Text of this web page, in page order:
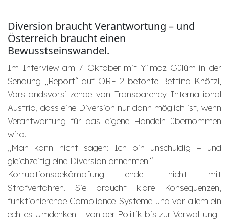
Diversion braucht Verantwortung – und
Österreich braucht einen
Bewusstseinswandel.
Im Interview am 7. Oktober mit Yilmaz Gülüm in der
Sendung „Report“ auf ORF 2 betonte Bettina Knötzl
Vorstandsvorsitzende von Transparency International
Austria, dass eine Diversion nur dann möglich ist, wenn
Verantwortung für das eigene Handeln übernommen
wird.
„Man kann nicht sagen: Ich bin unschuldig – und
gleichzeitig eine Diversion annehmen.“
Korruptionsbekämpfung endet nicht mit
Strafverfahren. Sie braucht klare Konsequenzen,
funktionierende Compliance-Systeme und vor allem ein
echtes Umdenken – von der Politik bis zur Verwaltung.